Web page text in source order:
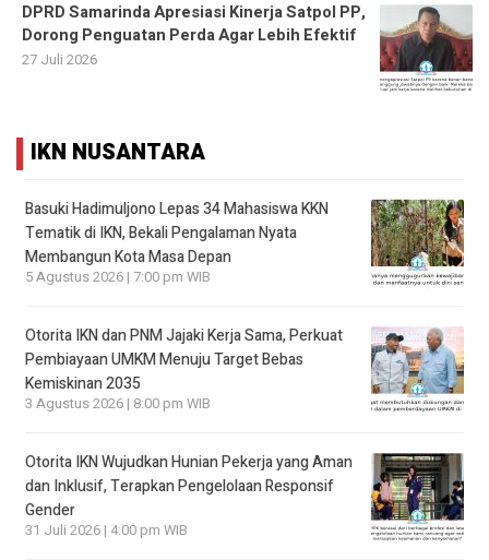
DPRD Samarinda Apresiasi Kinerja Satpol PP,
Dorong Penguatan Perda Agar Lebih Efektif
27 Juli 2026
IKN NUSANTARA
Basuki Hadimuljono Lepas 34 Mahasiswa KKN
Tematik di IKN, Bekali Pengalaman Nyata
Membangun Kota Masa Depan
5 Agustus 2026 | 7:00 pm WIB
Otorita IKN dan PNM Jajaki Kerja Sama, Perkuat
Pembiayaan UMKM Menuju Target Bebas
Kemiskinan 2035
3 Agustus 2026 | 8:00 pm WIB
Otorita IKN Wujudkan Hunian Pekerja yang Aman
dan Inklusif, Terapkan Pengelolaan Responsif
Gender
31 Juli 2026 | 4:00 pm WIB